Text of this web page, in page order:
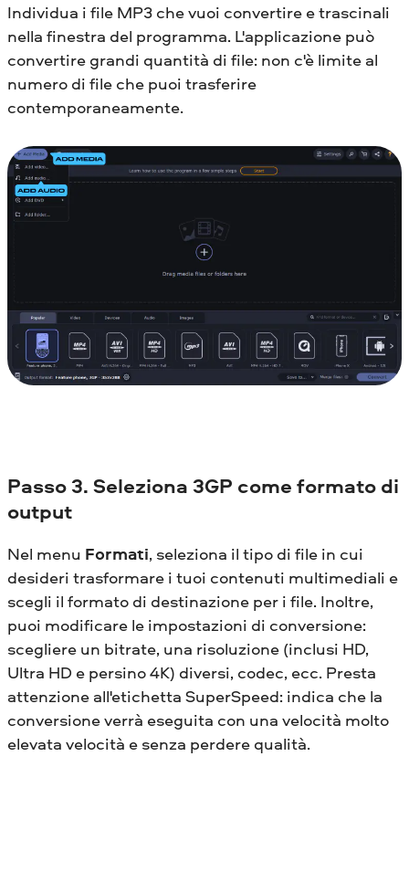
Individua i file MP3 che vuoi convertire e trascinali
nella finestra del programma. L'applicazione può
convertire grandi quantità di file: non c'è limite al
numero di file che puoi trasferire
contemporaneamente.
Passo 3. Seleziona 3GP come formato di
output
Nel menu Formati, seleziona il tipo di file in cui
desideri trasformare i tuoi contenuti multimediali e
scegli il formato di destinazione per i file. Inoltre,
puoi modificare le impostazioni di conversione:
scegliere un bitrate, una risoluzione (inclusi HD,
Ultra HD e persino 4K) diversi, codec, ecc. Presta
attenzione all'etichetta SuperSpeed: indica che la
conversione verrà eseguita con una velocità molto
elevata velocità e senza perdere qualità.